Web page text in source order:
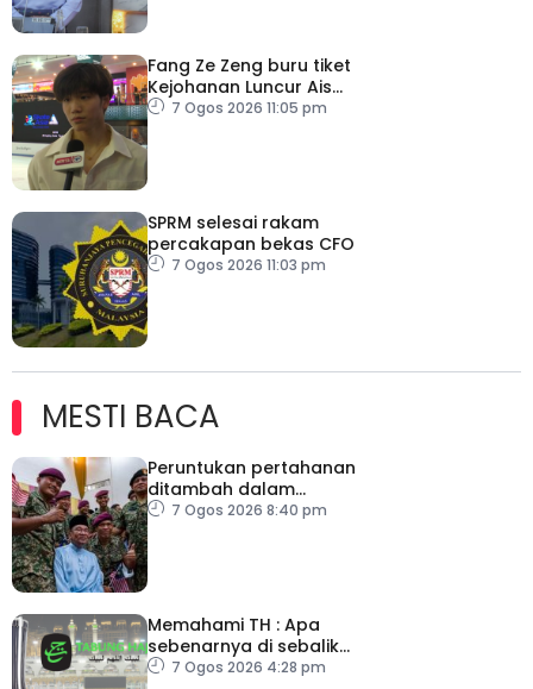
Fang Ze Zeng buru tiket
Kejohanan Luncur Ais
Dunia 2027
7 Ogos 2026 11:05 pm
SPRM selesai rakam
percakapan bekas CFO
7 Ogos 2026 11:03 pm
MESTI BACA
Peruntukan pertahanan
ditambah dalam
Belanjawan 2027
7 Ogos 2026 8:40 pm
Memahami TH : Apa
sebenarnya di sebalik
angka
7 Ogos 2026 4:28 pm